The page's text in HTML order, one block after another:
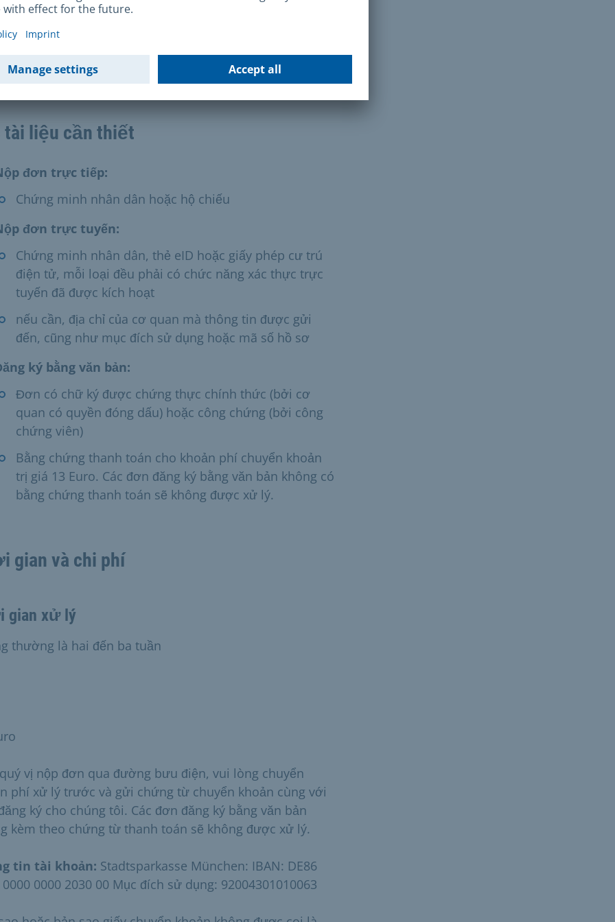
của bạn cũng có thể nộp đơn thay cho bạn.
tài liệu cần thiết
đơn trực tiếp:
Chứng minh nhân dân hoặc hộ chiếu
đơn trực tuyến:
Chứng minh nhân dân, thẻ eID hoặc giấy phép cư trú
điện tử, mỗi loại đều phải có chức năng xác thực trực
tuyến đã được kích hoạt
nếu cần, địa chỉ của cơ quan mà thông tin được gửi
đến, cũng như mục đích sử dụng hoặc mã số hồ sơ
ký bằng văn bản:
Đơn có chữ ký được chứng thực chính thức (bởi cơ
quan có quyền đóng dấu) hoặc công chứng (bởi công
chứng viên)
Bằng chứng thanh toán cho khoản phí chuyển khoản
trị giá 13 Euro. Các đơn đăng ký bằng văn bản không có
bằng chứng thanh toán sẽ không được xử lý.
gian và chi phí
gian xử lý
thường là hai đến ba tuần
vị nộp đơn qua đường bưu điện, vui lòng chuyển
phí xử lý trước và gửi chứng từ chuyển khoản cùng với
ký cho chúng tôi. Các đơn đăng ký bằng văn bản
kèm theo chứng từ thanh toán sẽ không được xử lý.
tin tài khoản: Stadtsparkasse München: IBAN: DE86
0000 2030 00 Mục đích sử dụng: 92004301010063